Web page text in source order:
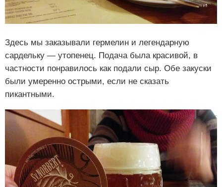
Здесь мы заказывали гермелин и легендарную
сардельку — утопенец. Подача была красивой, в
частности понравилось как подали сыр. Обе закуски
были умеренно острыми, если не сказать
пикантными.